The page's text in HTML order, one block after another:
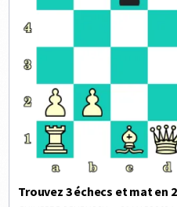
Trouvez 3 échecs et mat en